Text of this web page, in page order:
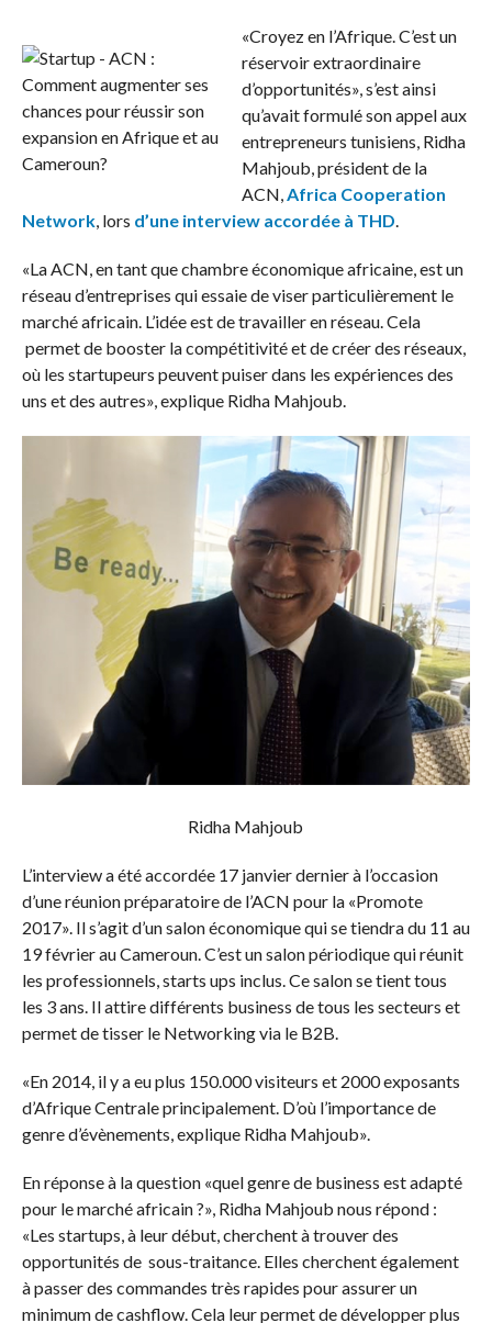
«Croyez en l’Afrique. C’est un
réservoir extraordinaire
d’opportunités», s’est ainsi
qu’avait formulé son appel aux
entrepreneurs tunisiens, Ridha
Mahjoub, président de la
ACN, Africa Cooperation
Network, lors d’une interview accordée à THD
«La ACN, en tant que chambre économique africaine, est un
réseau d’entreprises qui essaie de viser particulièrement le
marché africain. L’idée est de travailler en réseau. Cela
permet de booster la compétitivité et de créer des réseaux,
où les startupeurs peuvent puiser dans les expériences des
uns et des autres», explique Ridha Mahjoub.
Ridha Mahjoub
L’interview a été accordée 17 janvier dernier à l’occasion
d’une réunion préparatoire de l’ACN pour la «Promote
2017». Il s’agit d’un salon économique qui se tiendra du 11 au
19 février au Cameroun. C’est un salon périodique qui réunit
les professionnels, starts ups inclus. Ce salon se tient tous
les 3 ans. Il attire différents business de tous les secteurs et
permet de tisser le Networking via le B2B.
«En 2014, il y a eu plus 150.000 visiteurs et 2000 exposants
d’Afrique Centrale principalement. D’où l’importance de
genre d’évènements, explique Ridha Mahjoub».
En réponse à la question «quel genre de business est adapté
pour le marché africain ?», Ridha Mahjoub nous répond :
«Les startups, à leur début, cherchent à trouver des
opportunités de sous-traitance. Elles cherchent également
à passer des commandes très rapides pour assurer un
minimum de cashflow. Cela leur permet de développer plus